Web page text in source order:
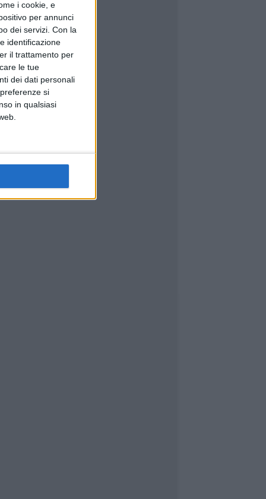
i cookie, e
per annunci
dei servizi. Con la
identificazione
il trattamento per
le tue
dei dati personali
si
in qualsiasi